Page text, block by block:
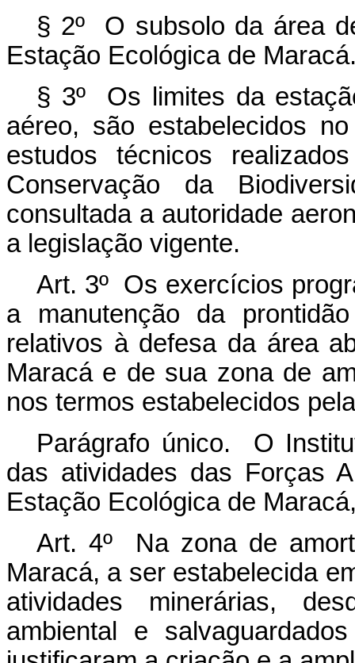
§ 2º O subsolo da área
Estação Ecológica de
§ 3º Os limites da
aéreo, são estabelecidos
estudos técnicos
Conservação da
consultada a autoridade
a legislação vigente.
Art. 3º Os exercícios
a manutenção da
relativos à defesa da área
Maracá e de sua zona de
nos termos estabelecidos
Parágrafo único. O
das atividades das Forças
Estação Ecológica de
Art. 4º Na zona de
Maracá, a ser estabelecida
atividades minerárias,
ambiental e